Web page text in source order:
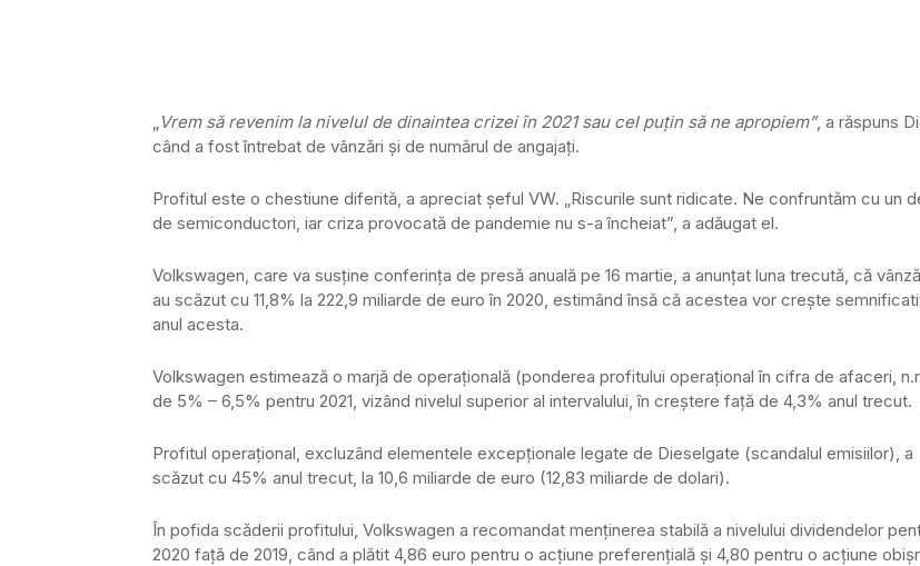
„Vrem să revenim la nivelul de dinaintea crizei în 2021 sau cel puţin să ne apropiem”, a răspuns
când a fost întrebat de vânzări şi de numărul de angajaţi.
Profitul este o chestiune diferită, a apreciat şeful VW. „Riscurile sunt ridicate. Ne confruntăm cu un
de semiconductori, iar criza provocată de pandemie nu s-a încheiat”, a adăugat el.
Volkswagen, care va susține conferința de presă anuală pe 16 martie, a anunțat luna trecută, că
au scăzut cu 11,8% la 222,9 miliarde de euro în 2020, estimând însă că acestea vor crește
anul acesta.
Volkswagen estimează o marjă de operațională (ponderea profitului operațional în cifra de afaceri,
de 5% – 6,5% pentru 2021, vizând nivelul superior al intervalului, în creștere față de 4,3% anul trecut.
Profitul operaţional, excluzând elementele excepţionale legate de Dieselgate (scandalul emisiilor), a
scăzut cu 45% anul trecut, la 10,6 miliarde de euro (12,83 miliarde de dolari).
În pofida scăderii profitului, Volkswagen a recomandat menţinerea stabilă a nivelului dividendelor
2020 faţă de 2019, când a plătit 4,86 euro pentru o acţiune preferenţială şi 4,80 pentru o acţiune